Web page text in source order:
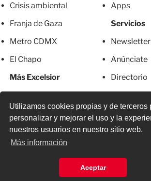
Utilizamos cookies propias y de terceros
personalizar y mejorar el uso y la
nuestros usuarios en nuestro sitio web.
Más información
Aceptar
Crisis ambiental
Franja de Gaza
Metro CDMX
El Chapo
Más Excelsior
Apps
Servicios
Newsletter
Anúnciate
Directorio
© 2026 Todos los derechos reservados. Prohibida
o parcial, incluyendo cualquier medio